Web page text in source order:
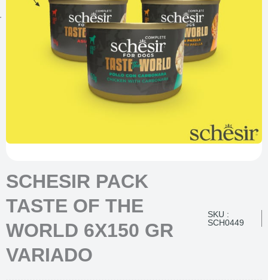
SCHESIR PACK
TASTE OF THE
WORLD 6X150 GR
VARIADO
SKU :
SCH0449